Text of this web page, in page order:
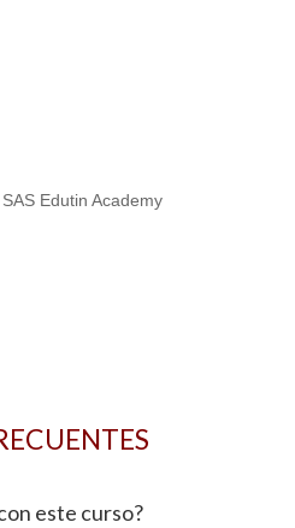
Edutin Academy
este curso?